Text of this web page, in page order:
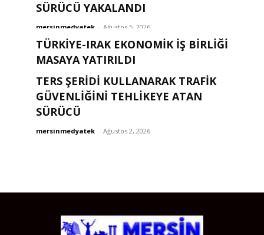
SÜRÜCÜ YAKALANDI
mersinmedyatek - Ağustos 5, 2026
TÜRKIYE-IRAK EKONOMIK İŞ BIRLIĞI
MASAYA YATIRILDI
mersinmedyatek - Ağustos 2, 2026
TERS ŞERİDİ KULLANARAK TRAFİK
GÜVENLİĞİNİ TEHLİKEYE ATAN
SÜRÜCÜ
mersinmedyatek - Ağustos 2, 2026